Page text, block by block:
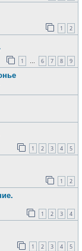
1 2
1 6 7 8 9
1 2 3 4 5
1 2
1 2 3 4
1 2 3 4 5